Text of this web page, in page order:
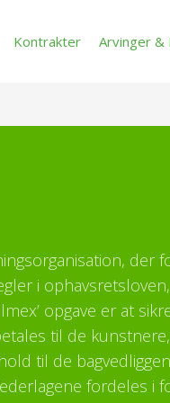
Kontrakter Arvinger &
der
i ophavsretsloven,
opgave er at
til de
til de
fordeles i